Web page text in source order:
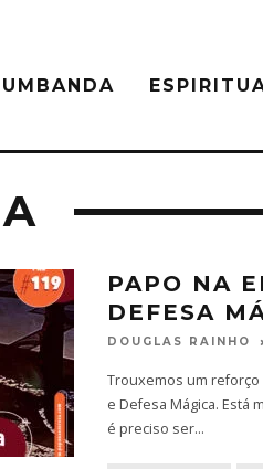
UMBANDA
PAPO NA
DEFESA
DOUGLAS RAINHO
Trouxemos um reforço
e Defesa Mágica.
é preciso ser...